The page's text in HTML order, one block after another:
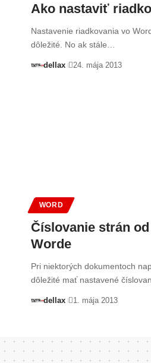
Ako nastaviť
Nastavenie riadkovania vo
dôležité. No ak stále…
dellax 24. mája 2013
WORD
Číslovanie strán
Worde
Pri niektorých dokumentoch
dôležité mať nastavené
dellax 1. mája 2013